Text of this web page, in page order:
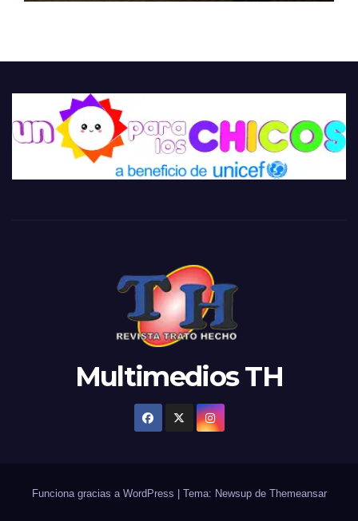
Multimedios TH
Funciona gracias a WordPress Tema: Newsup de Themeansar